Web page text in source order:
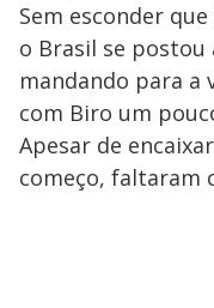
Sem esconder
o Brasil se
mandando para a
com Biro um
Apesar de
começo, faltaram